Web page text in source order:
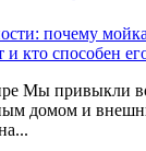
Мы привыкли
домом и